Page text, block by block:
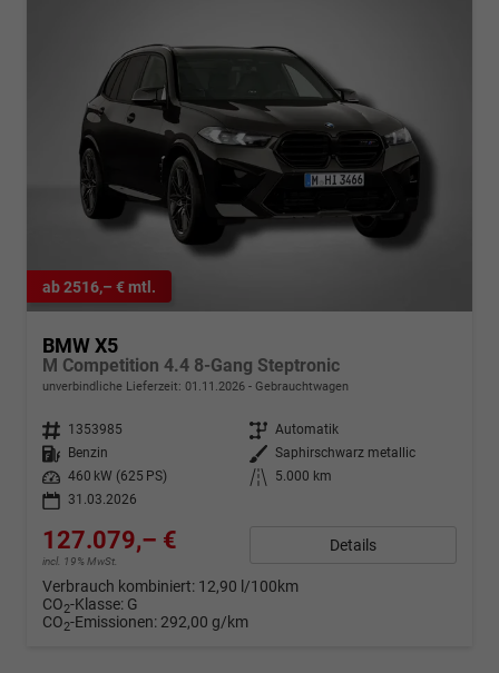
ab 2516,– € mtl.
BMW X5
M Competition 4.4 8-Gang Steptronic
unverbindliche Lieferzeit: 01.11.2026 Gebrauchtwagen
Fahrzeugnr. 1353985 Getriebe Automatik
Kraftstoff
Benzin Außenfarbe Saphirschwarz metallic
Leistung
460 kW (625 PS) Kilometerstand
5.000 km
31.03.2026
127.079,– €
incl. 19% MwSt.
Details
Verbrauch kombiniert: 12,90 l/100km
CO2-Klasse: G
CO2-Emissionen: 292,00 g/km